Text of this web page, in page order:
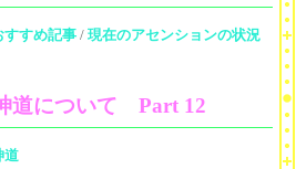
すすめ記事/ 現在のアセンションの状況
道について Part 12
道